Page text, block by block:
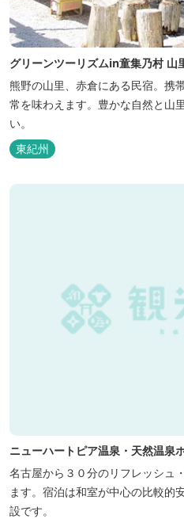
グリーンツーリズムin童集乃村 山
熊野の山里、赤倉にある民宿。携
常を味わえます。豊かな自然と山
い。
東紀州
ニューハートピア温泉・天然温泉
名古屋から３０分のリフレッシュ
ます。宿泊は和室が中心の比較的
設です。